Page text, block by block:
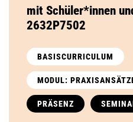
mit Schüler*innen
2632P7502
BASISCURRICULUM
MODUL:
PRÄSENZ